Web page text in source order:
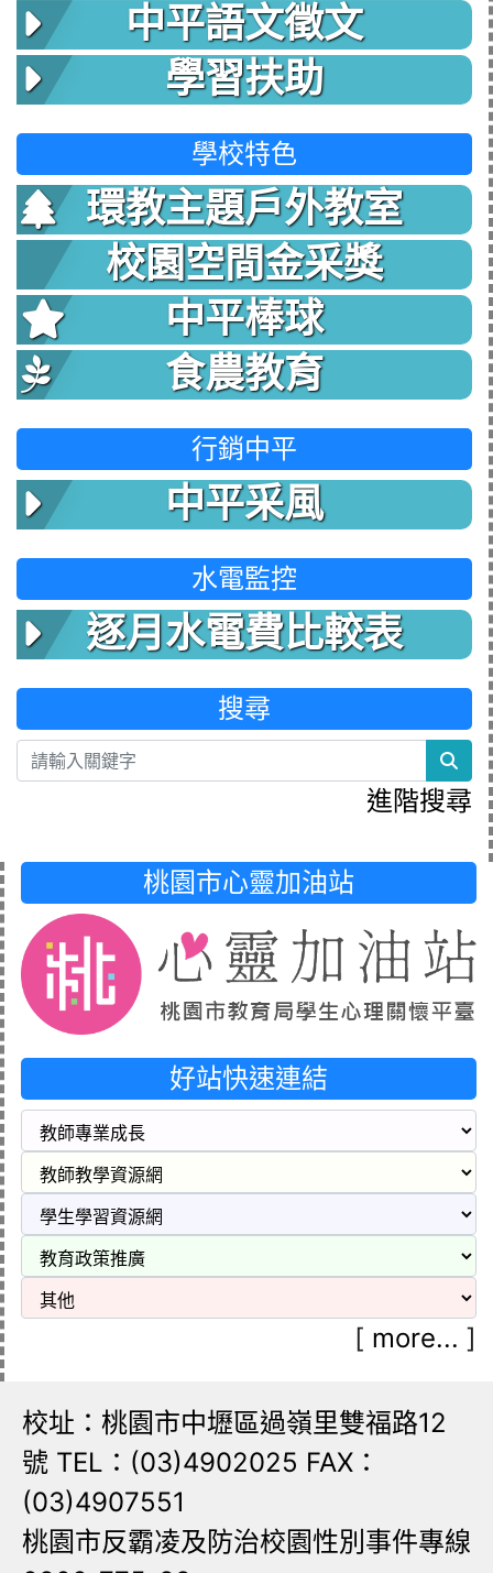
中平語文徵文
學習扶助
學校特色
環教主題戶外教室
校園空間金采獎
中平棒球
食農教育
行銷中平
中平采風
水電監控
逐月水電費比較表
搜尋
進階搜尋
桃園市心靈加油站
好站快速連結
[ more... ]
校址：桃園市中壢區過嶺里雙福路12
號 TEL：(03)4902025 FAX：
(03)4907551
桃園市反霸凌及防治校園性別事件專線